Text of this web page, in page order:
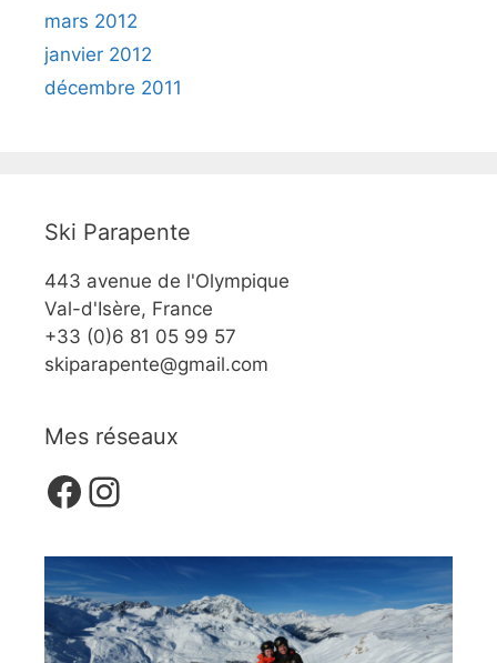
mars 2012
janvier 2012
décembre 2011
Ski Parapente
443 avenue de l'Olympique
Val-d'Isère, France
+33 (0)6 81 05 99 57
skiparapente@gmail.com
Mes réseaux
Facebook
Instagram